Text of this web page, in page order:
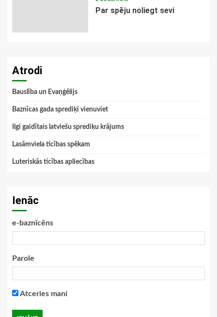
Par spēju noliegt sevi
Atrodi
Bauslība un Evaņģēlijs
Baznīcas gada sprediķi vienuviet
Ilgi gaidītais latviešu sprediķu krājums
Lasāmviela ticības spēkam
Luteriskās ticības apliecības
Ienāc
e-baznīcēns
Parole
Atceries mani